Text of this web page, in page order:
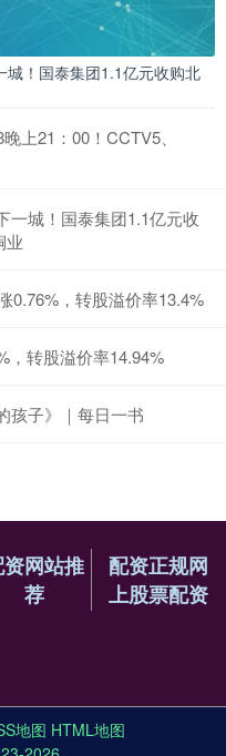
城！国泰集团1.1亿元收购北
上21：00！CCTV5、
一城！国泰集团1.1亿元收
业
0.76%，转股溢价率13.4%
，转股溢价率14.94%
孩子》｜每日一书
网站推
荐
配资正规网
上股票配资
地图 HTML地图